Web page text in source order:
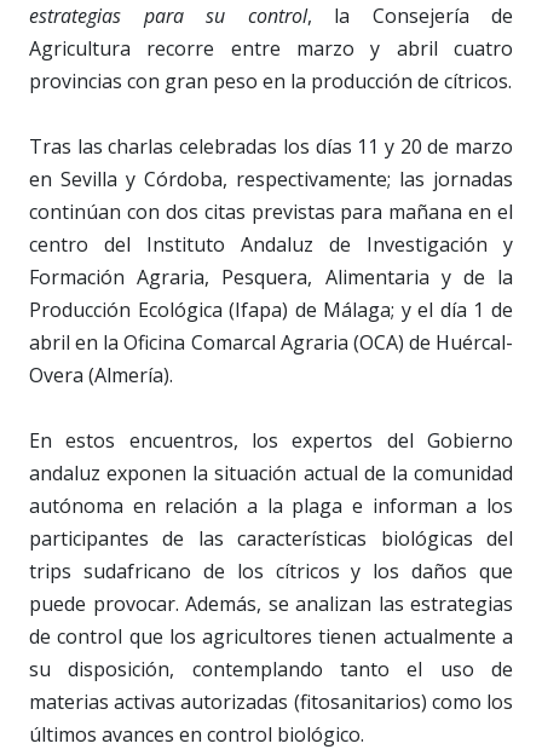
estrategias para su control, la Consejería de
Agricultura recorre entre marzo y abril cuatro
provincias con gran peso en la producción de cítricos.
Tras las charlas celebradas los días 11 y 20 de marzo
en Sevilla y Córdoba, respectivamente; las jornadas
continúan con dos citas previstas para mañana en el
centro del Instituto Andaluz de Investigación y
Formación Agraria, Pesquera, Alimentaria y de la
Producción Ecológica (Ifapa) de Málaga; y el día 1 de
abril en la Oficina Comarcal Agraria (OCA) de Huércal-
Overa (Almería).
En estos encuentros, los expertos del Gobierno
andaluz exponen la situación actual de la comunidad
autónoma en relación a la plaga e informan a los
participantes de las características biológicas del
trips sudafricano de los cítricos y los daños que
puede provocar. Además, se analizan las estrategias
de control que los agricultores tienen actualmente a
su disposición, contemplando tanto el uso de
materias activas autorizadas (fitosanitarios) como los
últimos avances en control biológico.